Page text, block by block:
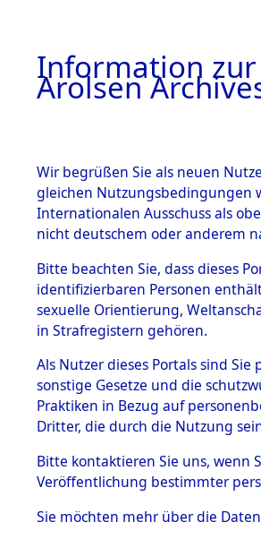
BESTÄNDE
1.
Inhaftierungsdoku
mente
1.2.9 Beim ITS
verwahrte
1.2.9.1
Effekten aus
dem KZ
Dachau
Effekten aus
dem KZ
Dachau,
Landesentsch
ädigungsamt
Information
Arolsen
Wir begrüßen Sie als neuen
gleichen Nutzungsbedingungen
Internationalen Ausschuss als
nicht deutschem oder anderem
Bitte beachten Sie, dass dieses
identifizierbaren Personen
sexuelle Orientierung,
in Strafregistern gehören.
Als Nutzer dieses Portals sind
sonstige Gesetze und die
Praktiken in Bezug auf
Dritter, die durch die Nutzung
Bitte kontaktieren Sie uns, wenn
Veröffentlichung bestimmter
Sie möchten mehr über die